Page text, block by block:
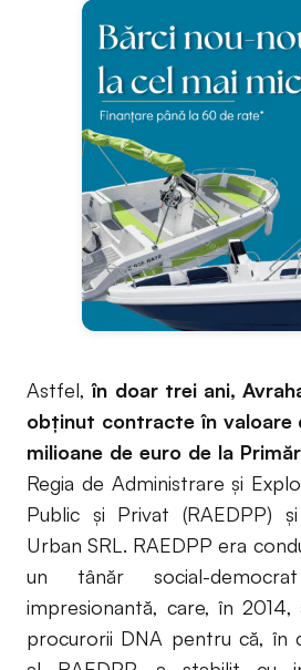
Astfel,în doar trei ani,
obținut contracte în valoare
milioane de euro de la
Regia de Administrare și
Public și Privat (RAEDPP)
Urban SRL. RAEDPP era
un tânăr social-
impresionantă, care, în
procurorii DNA pentru că, în